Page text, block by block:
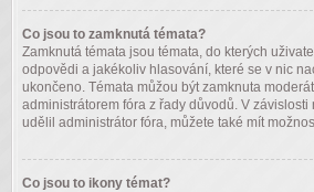
Co jsou to zamknutá témata?
Zamknutá témata jsou témata, do kterých
odpovědi a jakékoliv hlasování, které se v nic
ukončeno. Témata můžou být zamknuta
administrátorem fóra z řady důvodů. V
udělil administrátor fóra, můžete také mít
Co jsou to ikony témat?